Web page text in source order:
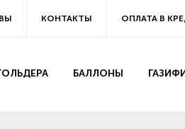
КОНТАКТЫ ОПЛАТА В
БАЛЛОНЫ